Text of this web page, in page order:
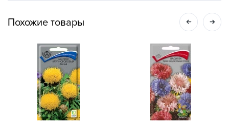
Похожие товары